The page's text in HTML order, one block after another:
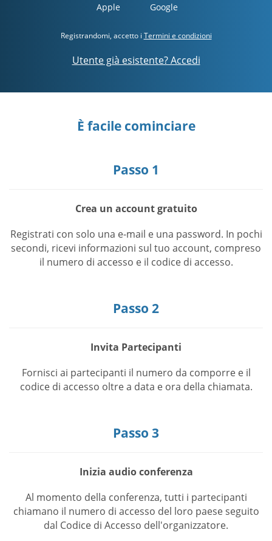
Apple Google
Registrandomi, accetto i Termini e condizioni
Utente già esistente? Accedi
È facile cominciare
Passo 1
Crea un account gratuito
Registrati con solo una e-mail e una password. In pochi
secondi, ricevi informazioni sul tuo account, compreso
il numero di accesso e il codice di accesso.
Passo 2
Invita Partecipanti
Fornisci ai partecipanti il numero da comporre e il
codice di accesso oltre a data e ora della chiamata.
Passo 3
Inizia audio conferenza
Al momento della conferenza, tutti i partecipanti
chiamano il numero di accesso del loro paese seguito
dal Codice di Accesso dell'organizzatore.